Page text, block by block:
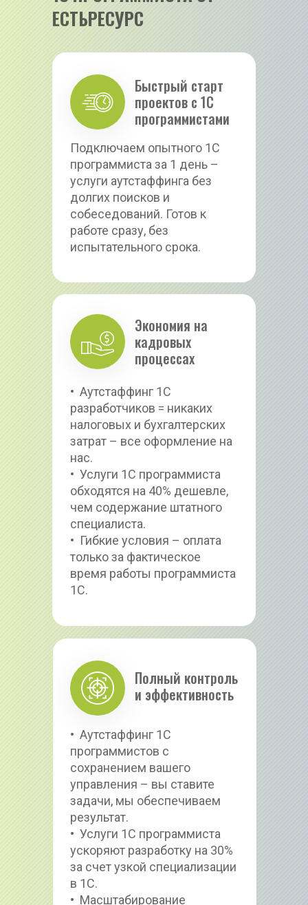
ЕСТЬРЕСУРС
Быстрый старт
проектов с 1С
программистами
Подключаем опытного 1С
программиста за 1 день –
услуги аутстаффинга без
долгих поисков и
собеседований. Готов к
работе сразу, без
испытательного срока.
•  Аутстаффинг 1С
разработчиков = никаких
налоговых и бухгалтерских
затрат – все оформление на
нас.
•  Услуги 1С программиста
обходятся на 40% дешевле,
чем содержание штатного
специалиста.
•  Гибкие условия – оплата
только за фактическое
время работы программиста
1С.
Экономия на
кадровых
процессах
Полный контроль
и эффективность
•  Аутстаффинг 1С
программистов с
сохранением вашего
управления – вы ставите
задачи, мы обеспечиваем
результат.
•  Услуги 1С программиста
ускоряют разработку на 30%
за счет узкой специализации
в 1С.
•  Масштабирование